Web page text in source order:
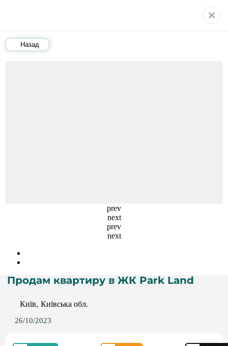
Назад
prev
next
prev
next
Продам квартиру в ЖК Park Land
Київ Київська обл.
26/10/2023